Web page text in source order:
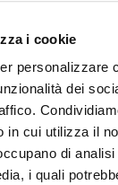
i cookie
personalizzare
dei
in cui utilizza il
di analisi
i quali
mm